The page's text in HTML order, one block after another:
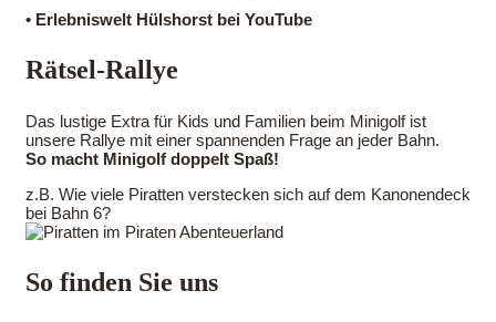
• Erlebniswelt Hülshorst bei YouTube
Rätsel-Rallye
Das lustige Extra für Kids und Familien beim Minigolf ist
unsere Rallye mit einer spannenden Frage an jeder Bahn.
So macht Minigolf doppelt Spaß!
z.B. Wie viele Piratten verstecken sich auf dem Kanonendeck
bei Bahn 6?
So finden Sie uns